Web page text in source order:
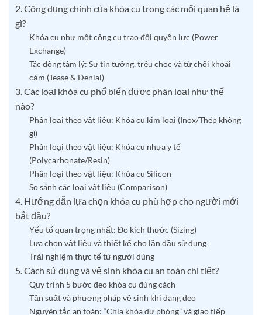
2. Công dụng chính của khóa cu trong các mối quan hệ là
gì?
Khóa cu như một công cụ trao đổi quyền lực (Power
Exchange)
Tác động tâm lý: Sự tin tưởng, trêu chọc và từ chối khoái
cảm (Tease & Denial)
3. Các loại khóa cu phổ biến được phân loại như thế
nào?
Phân loại theo vật liệu: Khóa cu kim loại (Inox/Thép không
gỉ)
Phân loại theo vật liệu: Khóa cu nhựa y tế
(Polycarbonate/Resin)
Phân loại theo vật liệu: Khóa cu Silicon
So sánh các loại vật liệu (Comparison)
4. Hướng dẫn lựa chọn khóa cu phù hợp cho người mới
bắt đầu?
Yếu tố quan trọng nhất: Đo kích thước (Sizing)
Lựa chọn vật liệu và thiết kế cho lần đầu sử dụng
Trải nghiệm thực tế từ người dùng
5. Cách sử dụng và vệ sinh khóa cu an toàn chi tiết?
Quy trình 5 bước đeo khóa cu đúng cách
Tần suất và phương pháp vệ sinh khi đang đeo
Nguyên tắc an toàn: “Chìa khóa dự phòng” và giao tiếp